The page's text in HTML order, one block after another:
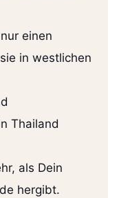
einen
in westlichen
Thailand
als Dein
hergibt.